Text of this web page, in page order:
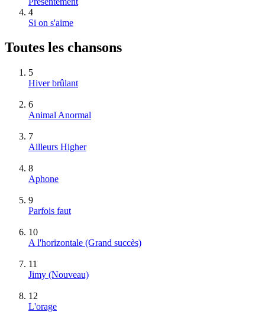
4
Si on s'aime
Toutes les chansons
5
Hiver brûlant
6
Animal Anormal
7
Ailleurs Higher
8
Aphone
9
Parfois faut
10
A l'horizontale (Grand succès)
11
Jimy (Nouveau)
12
L'orage